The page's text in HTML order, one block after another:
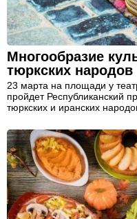
Многообразие
тюркских народов
23 марта на площади у
пройдет Республиканский
тюркских и иранских